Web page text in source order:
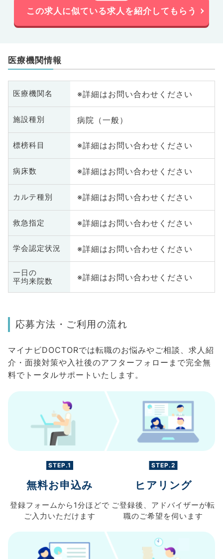
この求人に似ている求人を紹介してもらう
医療機関情報
医療機関名 ※詳細はお問い合わせください
施設種別 病院（一般）
標榜科目 ※詳細はお問い合わせください
病床数 ※詳細はお問い合わせください
カルテ種別 ※詳細はお問い合わせください
救急指定 ※詳細はお問い合わせください
学会認定状況 ※詳細はお問い合わせください
一日の
平均来院数
※詳細はお問い合わせください
応募方法・ご利用の流れ
マイナビDOCTORでは転職のお悩みやご相談、求人紹
介・面接対策や入社後のアフターフォローまで完全無
料でトータルサポートいたします。
STEP.1
無料お申込み
登録フォームから 1分ほどで
ご入力 いただけます
STEP.2
ヒアリング
ご登録後、 アドバイザーが転
職のご希望を伺います